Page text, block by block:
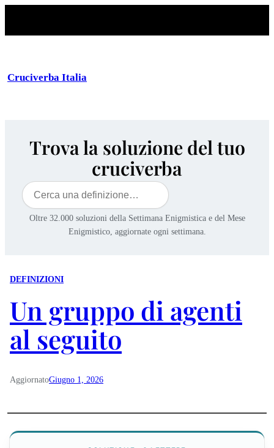
Cruciverba Italia
Trova la soluzione del tuo
cruciverba
Cerca
Oltre 32.000 soluzioni della Settimana Enigmistica e del Mese
Enigmistico, aggiornate ogni settimana.
DEFINIZIONI
Un gruppo di agenti
al seguito
AggiornatoGiugno 1, 2026